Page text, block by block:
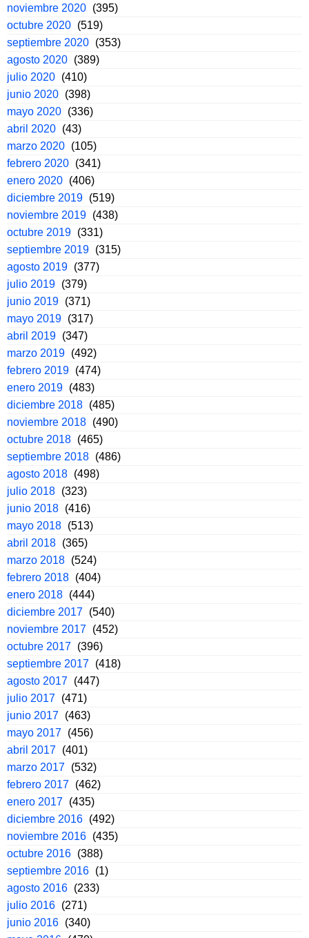
noviembre 2020 (395)
octubre 2020 (519)
septiembre 2020 (353)
agosto 2020 (389)
julio 2020 (410)
junio 2020 (398)
mayo 2020 (336)
abril 2020 (43)
marzo 2020 (105)
febrero 2020 (341)
enero 2020 (406)
diciembre 2019 (519)
noviembre 2019 (438)
octubre 2019 (331)
septiembre 2019 (315)
agosto 2019 (377)
julio 2019 (379)
junio 2019 (371)
mayo 2019 (317)
abril 2019 (347)
marzo 2019 (492)
febrero 2019 (474)
enero 2019 (483)
diciembre 2018 (485)
noviembre 2018 (490)
octubre 2018 (465)
septiembre 2018 (486)
agosto 2018 (498)
julio 2018 (323)
junio 2018 (416)
mayo 2018 (513)
abril 2018 (365)
marzo 2018 (524)
febrero 2018 (404)
enero 2018 (444)
diciembre 2017 (540)
noviembre 2017 (452)
octubre 2017 (396)
septiembre 2017 (418)
agosto 2017 (447)
julio 2017 (471)
junio 2017 (463)
mayo 2017 (456)
abril 2017 (401)
marzo 2017 (532)
febrero 2017 (462)
enero 2017 (435)
diciembre 2016 (492)
noviembre 2016 (435)
octubre 2016 (388)
septiembre 2016 (1)
agosto 2016 (233)
julio 2016 (271)
junio 2016 (340)